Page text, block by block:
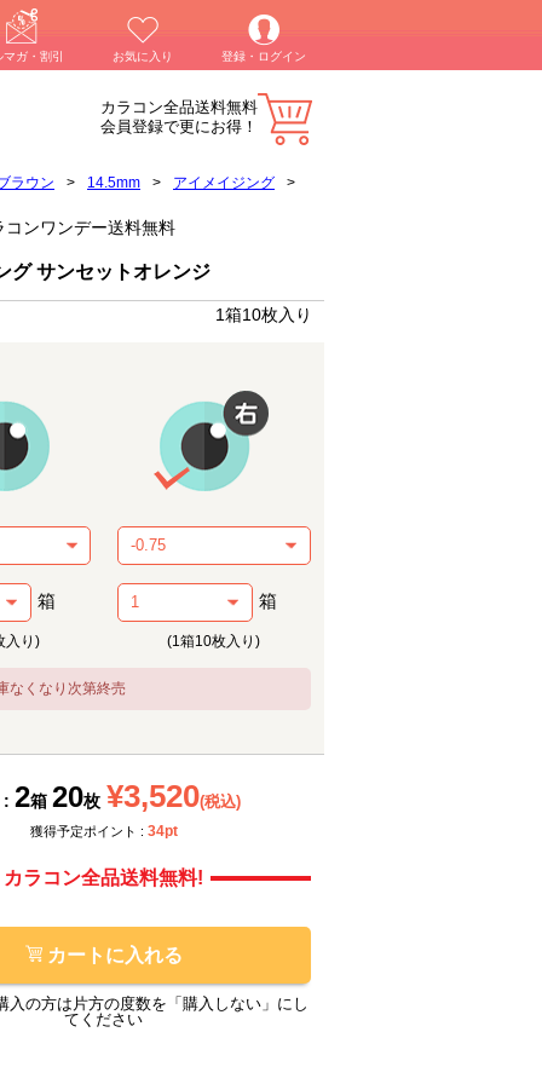
マガ・割引 お気に入り 登録・ログイン
カラコン全品送料無料
会員登録で更にお得！
ラウン > 14.5mm > アイメイジング
>
コンワンデー送料無料
グ サンセットオレンジ
1箱10枚入り
箱
入り)
箱
(1箱10枚入り)
なくなり次第終売
: 2箱 20枚 ¥3,520(税込)
獲得予定ポイント : 34pt
カラコン全品送料無料!
カートに入れる
入の方は片方の度数を「購入しない」にし
てください